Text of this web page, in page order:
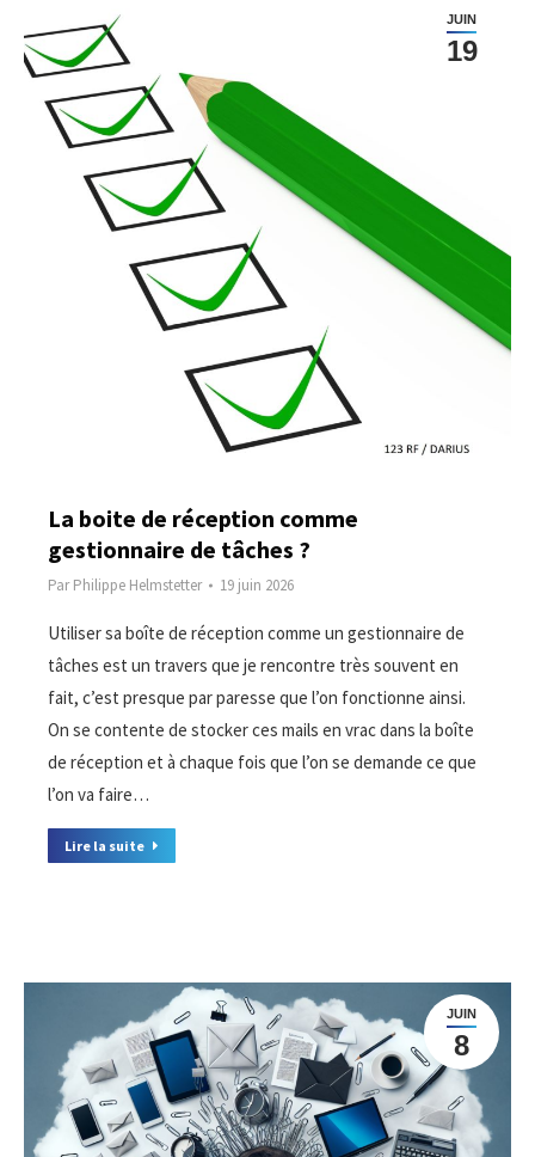
JUIN
19
La boite de réception comme
gestionnaire de tâches ?
ParPhilippe Helmstetter 19 juin 2026
Utiliser sa boîte de réception comme un gestionnaire de
tâches est un travers que je rencontre très souvent en
fait, c’est presque par paresse que l’on fonctionne ainsi.
On se contente de stocker ces mails en vrac dans la boîte
de réception et à chaque fois que l’on se demande ce que
l’on va faire…
Lire la suite
JUIN
8